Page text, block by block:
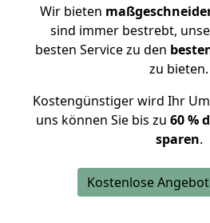
Wir bieten
sind immer bestrebt,
besten Service zu den
zu bieten.
Kostengünstiger wird Ihr
uns können Sie bis zu 60 %
sparen.
Kostenlose